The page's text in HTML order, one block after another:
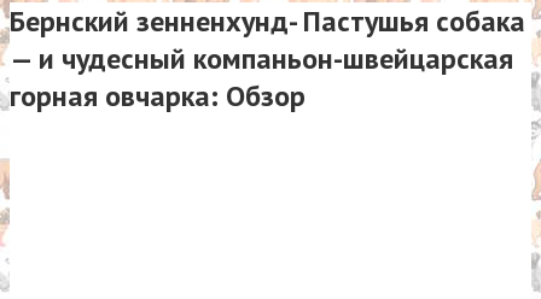
Бернский зенненхунд- Пастушья собака
— и чудесный компаньон-швейцарская
горная овчарка: Обзор